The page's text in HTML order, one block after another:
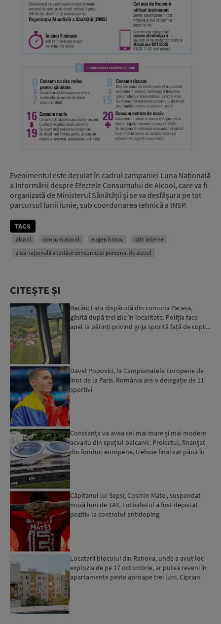
Evenimentul este derulat în cadrul campaniei Luna Națională
a Informării despre Efectele Consumului de Alcool, care va fi
organizată de Ministerul Sănătății și se va desfășura pe tot
parcursul lunii iunie, sub coordonarea tehnică a INSP.
TAGS
alcool consum alcool eugen hriscu
stiri interne
ziua națională a testării consumului personal de alcool
CITEȘTE ȘI
Bacău: Fata dispărută din comuna Parava,
găsită după trei zile în localitate. Poliția face
apel la părinți privind grija sporită față de copii...
David Popovici, la Campionatele Europene de
înot de la Paris. România are o delegație de 11
sportivi
Constanța va avea cel mai mare și mai modern
acvariu din spațiul balcanic. Proiectul, finanțat
din fonduri europene, trebuie finalizat până în
Căpitanul lui Sepsi, Cosmin Matei, suspendat
nouă luni de TAS. Fotbalistul a fost depistat
pozitiv la controlul antidoping
Locatarii blocului din Rahova, unde a avut loc
explozia de pe 17 octombrie, ar putea reveni în
apartamente peste aproape trei luni. Ciprian